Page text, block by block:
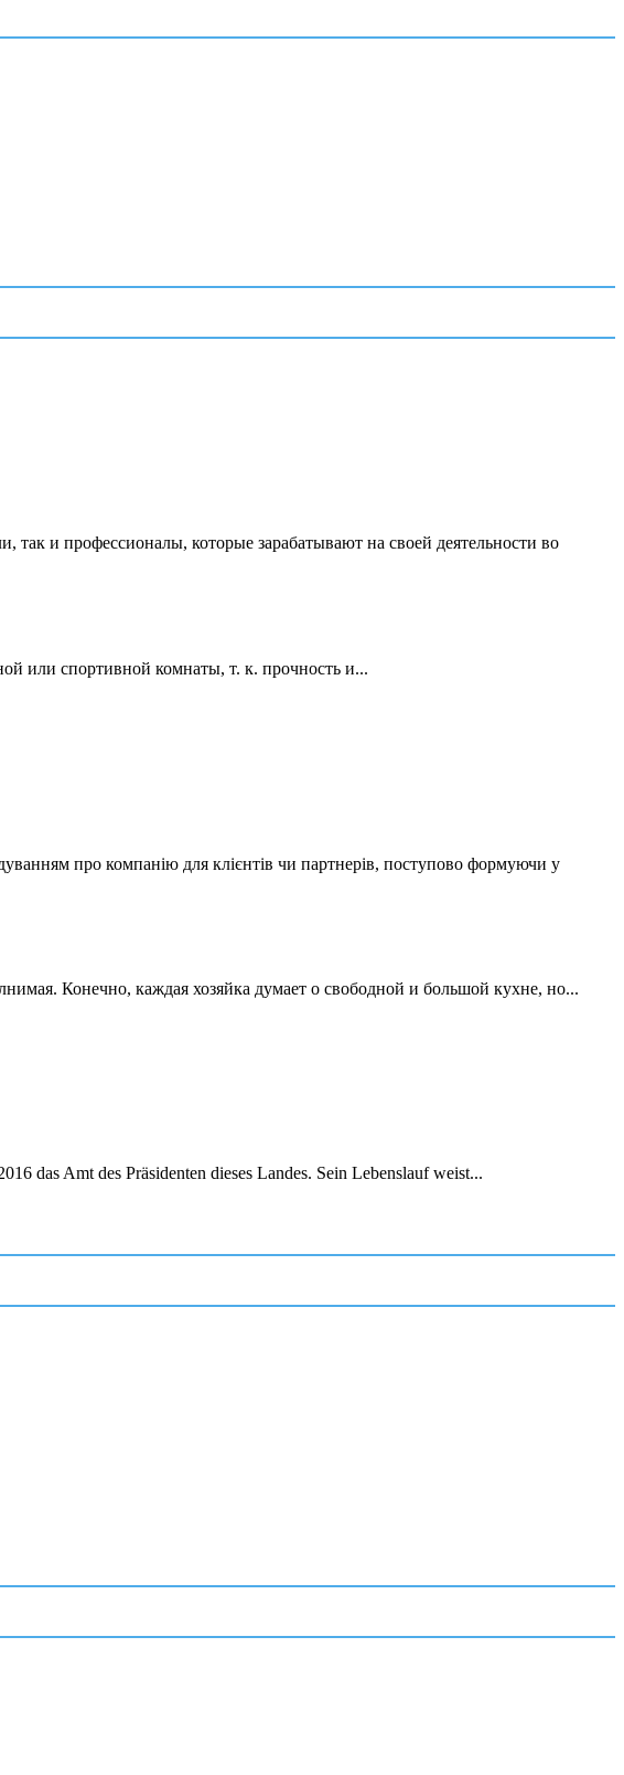
и профессионалы, которые зарабатывают на своей деятельности во
или спортивной комнаты, т. к. прочность и...
про компанію для клієнтів чи партнерів, поступово формуючи у
Конечно, каждая хозяйка думает о свободной и большой кухне, но...
das Amt des Präsidenten dieses Landes. Sein Lebenslauf weist...